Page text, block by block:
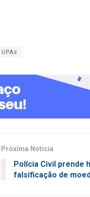
UPAs
Próxima Notícia
Polícia Civil prende
falsificação de